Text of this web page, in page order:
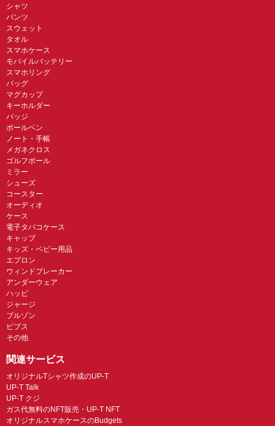
シャツ
パンツ
スウェット
タオル
スマホケース
モバイルバッテリー
スマホリング
バッグ
マグカップ
キーホルダー
バッジ
ボールペン
ノート・手帳
メガネクロス
ゴルフボール
ミラー
シューズ
コースター
オーディオ
ケース
電子タバコケース
キャップ
キッズ・ベビー用品
エプロン
ウィンドブレーカー
アンダーウェア
ハッピ
ジャージ
ブルゾン
ビブス
その他
関連サービス
オリジナルTシャツ作成のUP-T
UP-T Talk
UP-T クジ
ガス代無料のNFT販売・UP-T NFT
オリジナルスマホケースのBudgets